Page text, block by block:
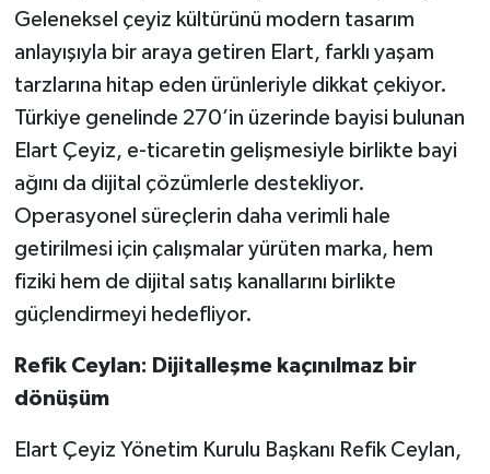
Geleneksel çeyiz kültürünü modern tasarım
anlayışıyla bir araya getiren Elart, farklı yaşam
tarzlarına hitap eden ürünleriyle dikkat çekiyor.
Türkiye genelinde 270’in üzerinde bayisi bulunan
Elart Çeyiz, e-ticaretin gelişmesiyle birlikte bayi
ağını da dijital çözümlerle destekliyor.
Operasyonel süreçlerin daha verimli hale
getirilmesi için çalışmalar yürüten marka, hem
fiziki hem de dijital satış kanallarını birlikte
güçlendirmeyi hedefliyor.
Refik Ceylan: Dijitalleşme kaçınılmaz bir
dönüşüm
Elart Çeyiz Yönetim Kurulu Başkanı Refik Ceylan,